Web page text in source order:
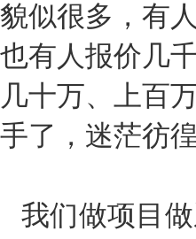
貌似很多，有
也有人报价几
几十万、上百
手了，迷茫彷徨
我们做项目